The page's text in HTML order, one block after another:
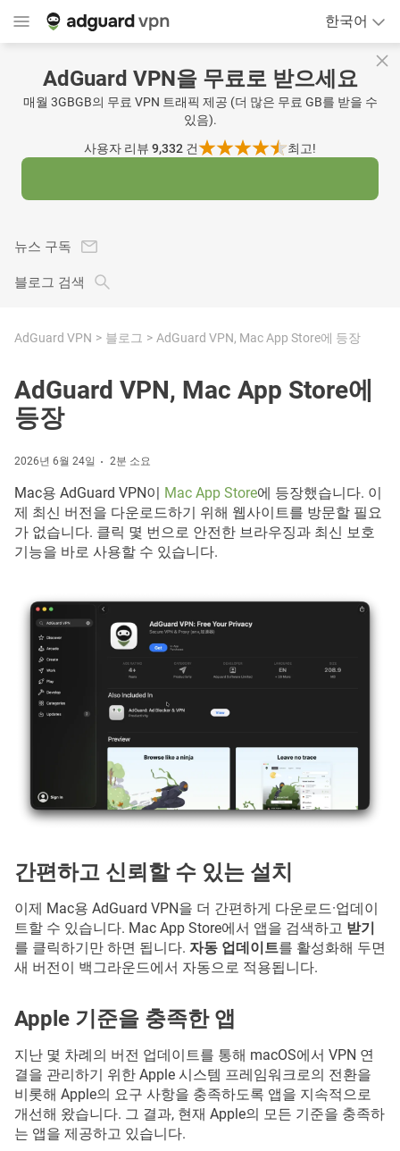
한국어
AdGuard VPN을 무료로 받으세요
매월 3GBGB의 무료 VPN 트래픽 제공 (더 많은 무료 GB를 받을 수
있음).
사용자 리뷰 9,332 건 최고!
뉴스 구독
블로그 검색
AdGuard VPN 블로그 AdGuard VPN, Mac App Store에 등장
AdGuard VPN, Mac App Store에
등장
2026년 6월 24일 2분 소요
Mac용 AdGuard VPN이 Mac App Store에 등장했습니다. 이
제 최신 버전을 다운로드하기 위해 웹사이트를 방문할 필요
가 없습니다. 클릭 몇 번으로 안전한 브라우징과 최신 보호
기능을 바로 사용할 수 있습니다.
간편하고 신뢰할 수 있는 설치
이제 Mac용 AdGuard VPN을 더 간편하게 다운로드·업데이
트할 수 있습니다. Mac App Store에서 앱을 검색하고 받기
를 클릭하기만 하면 됩니다. 자동 업데이트를 활성화해 두면
새 버전이 백그라운드에서 자동으로 적용됩니다.
Apple 기준을 충족한 앱
지난 몇 차례의 버전 업데이트를 통해 macOS에서 VPN 연
결을 관리하기 위한 Apple 시스템 프레임워크로의 전환을
비롯해 Apple의 요구 사항을 충족하도록 앱을 지속적으로
개선해 왔습니다. 그 결과, 현재 Apple의 모든 기준을 충족하
는 앱을 제공하고 있습니다.